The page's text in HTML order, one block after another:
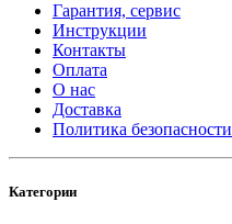
Гарантия, сервис
Инструкции
Контакты
Оплата
О нас
Доставка
Политика безопасности
Категории